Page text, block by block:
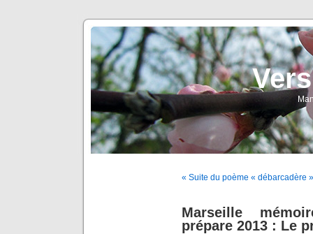
« Suite du poème « débarcadère
Marseille
prépare 2013 : Le